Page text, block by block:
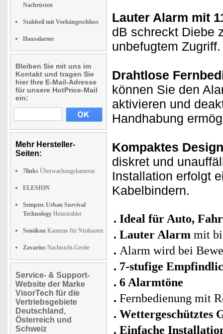
Nachrüsten
Stahlseil mit Vorhängeschloss
Hausalarme
Bleiben Sie mit uns im
Kontakt und tragen Sie
hier Ihre E-Mail-Adresse
für unsere HotPrice-Mail
ein:
Mehr Hersteller-
Seiten:
7links Überwachungskameras
ELESION
Semptec Urban Survival
Technology Heizstrahler
Somikon Kameras für Nistkasten
Zavarius Nachtsicht-Geräte
Service- & Support-
Website der Marke
VisorTech für die
Vertriebsgebiete
Deutschland,
Österreich und
Schweiz
Lauter Alarm mit
dB schreckt Diebe
unbefugtem Zugriff.
Drahtlose
können Sie den
aktivieren und
Handhabung
Kompaktes
diskret und
Installation erfolgt
Kabelbindern.
Ideal für Auto,
Lauter Alarm mit
Alarm wird bei
7-stufige
6 Alarmtöne
Fernbedienung mit
Wettergeschütztes
Einfache